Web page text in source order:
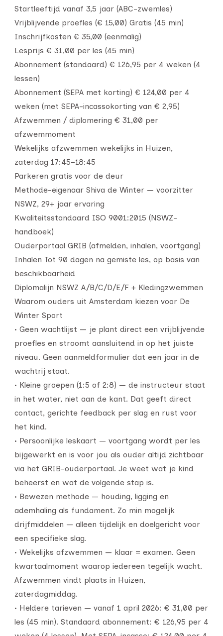
Startleeftijd vanaf 3,5 jaar (ABC-zwemles)
Vrijblijvende proefles (€ 15,00) Gratis (45 min)
Inschrijfkosten € 35,00 (eenmalig)
Lesprijs € 31,00 per les (45 min)
Abonnement (standaard) € 126,95 per 4 weken (4
lessen)
Abonnement (SEPA met korting) € 124,00 per 4
weken (met SEPA-incassokorting van € 2,95)
Afzwemmen / diplomering € 31,00 per
afzwemmoment
Wekelijks afzwemmen wekelijks in Huizen,
zaterdag 17:45–18:45
Parkeren gratis voor de deur
Methode-eigenaar Shiva de Winter — voorzitter
NSWZ, 29+ jaar ervaring
Kwaliteitsstandaard ISO 9001:2015 (NSWZ-
handboek)
Ouderportaal GRIB (afmelden, inhalen, voortgang)
Inhalen Tot 90 dagen na gemiste les, op basis van
beschikbaarheid
Diplomalijn NSWZ A/B/C/D/E/F + Kledingzwemmen
Waarom ouders uit Amsterdam kiezen voor De
Winter Sport
• Geen wachtlijst — je plant direct een vrijblijvende
proefles en stroomt aansluitend in op het juiste
niveau. Geen aanmeldformulier dat een jaar in de
wachtrij staat.
• Kleine groepen (1:5 of 2:8) — de instructeur staat
in het water, niet aan de kant. Dat geeft direct
contact, gerichte feedback per slag en rust voor
het kind.
• Persoonlijke leskaart — voortgang wordt per les
bijgewerkt en is voor jou als ouder altijd zichtbaar
via het GRIB-ouderportaal. Je weet wat je kind
beheerst en wat de volgende stap is.
• Bewezen methode — houding, ligging en
ademhaling als fundament. Zo min mogelijk
drijfmiddelen — alleen tijdelijk en doelgericht voor
een specifieke slag.
• Wekelijks afzwemmen — klaar = examen. Geen
kwartaalmoment waarop iedereen tegelijk wacht.
Afzwemmen vindt plaats in Huizen,
zaterdagmiddag.
• Heldere tarieven — vanaf 1 april 2026: € 31,00 per
les (45 min). Standaard abonnement: € 126,95 per 4